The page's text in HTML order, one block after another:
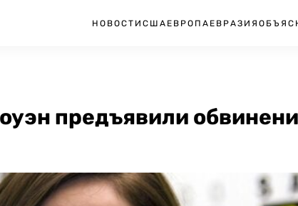
НОВОСТИ США ЕВРОПА ЕВРАЗИЯ
предъявили